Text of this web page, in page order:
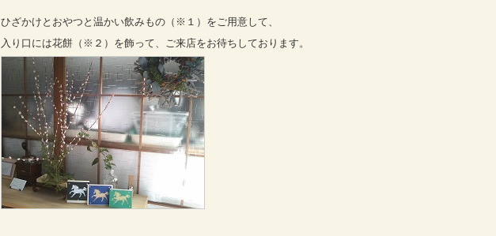
ひざかけとおやつと温かい飲みもの（※１）をご用意して、
入り口には花餅（※２）を飾って、ご来店をお待ちしております。